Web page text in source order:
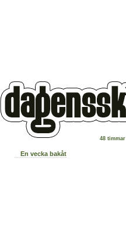
48 timmar
En vecka bakåt